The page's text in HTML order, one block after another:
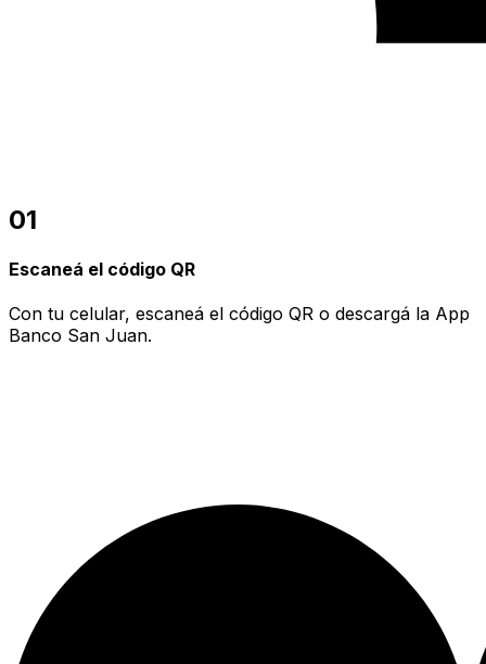
01
Escaneá el código QR
Con tu celular, escaneá el código QR o descargá la App
Banco San Juan.